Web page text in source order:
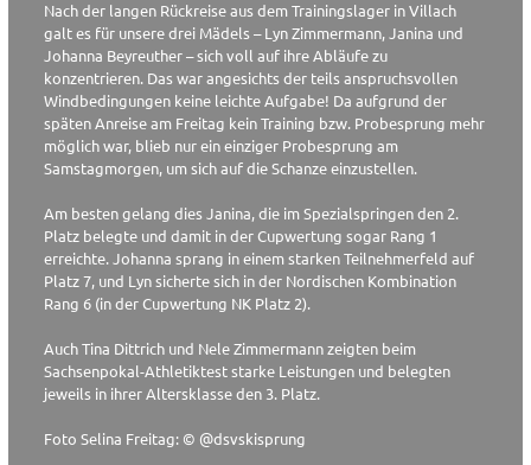
Nach der langen Rückreise aus dem Trainingslager in Villach
galt es für unsere drei Mädels – Lyn Zimmermann, Janina und
Johanna Beyreuther – sich voll auf ihre Abläufe zu
konzentrieren. Das war angesichts der teils anspruchsvollen
Windbedingungen keine leichte Aufgabe! Da aufgrund der
späten Anreise am Freitag kein Training bzw. Probesprung mehr
möglich war, blieb nur ein einziger Probesprung am
Samstagmorgen, um sich auf die Schanze einzustellen.
Am besten gelang dies Janina, die im Spezialspringen den 2.
Platz belegte und damit in der Cupwertung sogar Rang 1
erreichte. Johanna sprang in einem starken Teilnehmerfeld auf
Platz 7, und Lyn sicherte sich in der Nordischen Kombination
Rang 6 (in der Cupwertung NK Platz 2).
Auch Tina Dittrich und Nele Zimmermann zeigten beim
Sachsenpokal-Athletiktest starke Leistungen und belegten
jeweils in ihrer Altersklasse den 3. Platz.
Foto Selina Freitag: © @dsvskisprung